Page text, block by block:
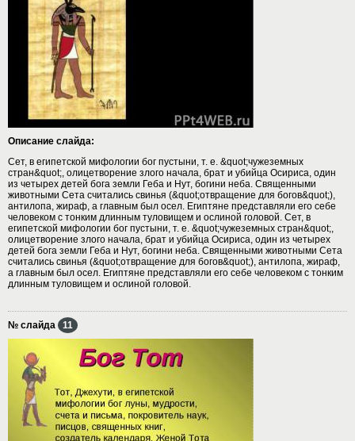
Описание слайда:
Сет, в египетской мифологии бог пустыни, т. е. &quot;чужеземных
стран&quot;, олицетворение злого начала, брат и убийца Осириса, один
из четырех детей бога земли Геба и Нут, богини неба. Священными
животными Сета считались свинья (&quot;отвращение для богов&quot;),
антилопа, жираф, а главным был осел. Египтяне представляли его себе
человеком с тонким длинным туловищем и ослиной головой. Сет, в
египетской мифологии бог пустыни, т. е. &quot;чужеземных стран&quot;,
олицетворение злого начала, брат и убийца Осириса, один из четырех
детей бога земли Геба и Нут, богини неба. Священными животными Сета
считались свинья (&quot;отвращение для богов&quot;), антилопа, жираф,
а главным был осел. Египтяне представляли его себе человеком с тонким
длинным туловищем и ослиной головой.
№ слайда 11